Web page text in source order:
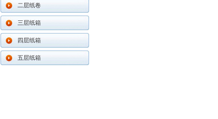
二层纸卷
三层纸箱
四层纸箱
五层纸箱